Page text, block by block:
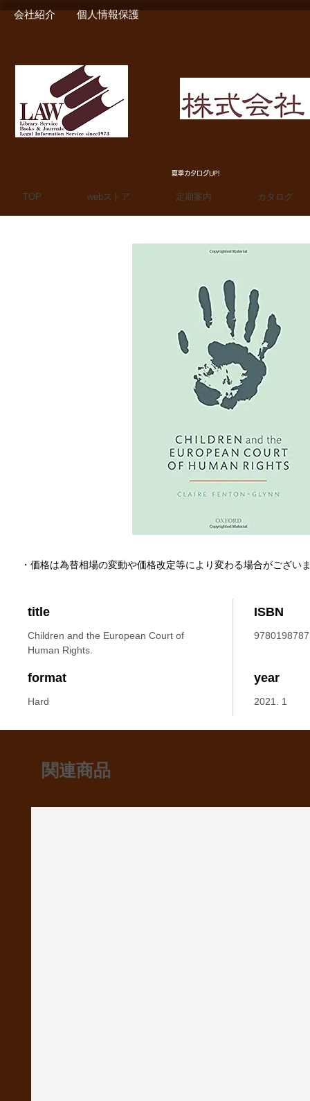
会社紹介 個人情報保護
夏季カタログUP!
TOP webストア 定期案内 カタログ
title
Children and the European Court of
Human Rights.
ISBN
format
Hard
year
2021. 1
・価格は為替相場の変動や価格改定等により変わる場合がござい
関連商品